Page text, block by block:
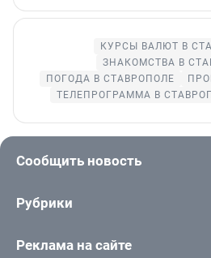
КУРСЫ ВАЛЮТ В
ЗНАКОМСТВА В
ПОГОДА В СТАВРОПОЛЕ
ТЕЛЕПРОГРАММА В
Сообщить новость
Рубрики
Реклама на сайте